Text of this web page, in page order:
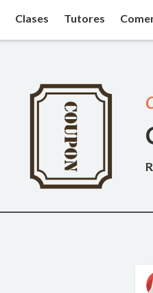
Clases Tutores